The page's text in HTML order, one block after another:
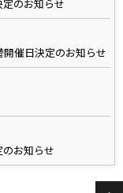
のお知らせ
催日決定のお知らせ
お知らせ